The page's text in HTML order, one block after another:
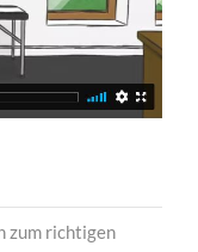
zum richtigen